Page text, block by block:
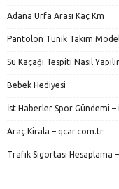
Adana Urfa Arası Kaç Km
Pantolon Tunik Takım
Su Kaçağı Tespiti Nasıl
Bebek Hediyesi
İst Haberler Spor Gündemi
Araç Kirala – qcar.com.tr
Trafik Sigortası Hesaplama